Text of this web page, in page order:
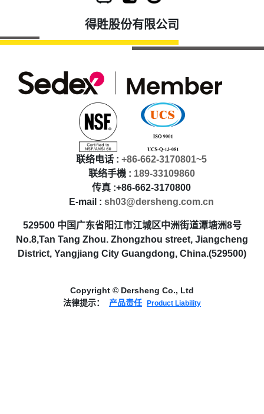
得貹股份有限公司
联络电话 : +86-662-3170801~5
联络手機 : 189-33109860
传真 :+86-662-3170800
E-mail : sh03@dersheng.com.cn
529500 中国广东省阳江市江城区中洲街道潭塘洲8号
No.8,Tan Tang Zhou. Zhongzhou street, Jiangcheng
District, Yangjiang City Guangdong, China.(529500)
Copyright © Dersheng Co., Ltd
法律提示：
产品责任 Product Liability